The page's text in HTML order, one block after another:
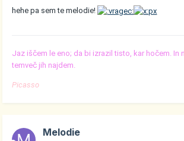
hehe pa sem te melodie!
Jaz iščem le eno; da bi izrazil tisto, kar hočem. In
temveč jih najdem.
Picasso
Melodie